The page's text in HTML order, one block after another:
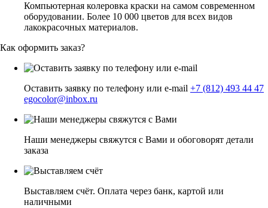
Компьютерная колеровка краски на самом современном
оборудовании. Более 10 000 цветов для всех видов
лакокрасочных материалов.
Как оформить заказ?
Оставить заявку по телефону или e-mail +7 (812) 493 44 47
egocolor@inbox.ru
Наши менеджеры свяжутся с Вами и обоговорят детали
заказа
Выставляем счёт. Оплата через банк, картой или
наличными